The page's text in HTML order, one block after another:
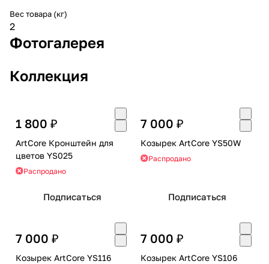
Вес товара (кг)
2
Фотогалерея
Коллекция
1 800 ₽
ArtCore Кронштейн для
цветов YS025
Распродано
Подписаться
7 000 ₽
Козырек ArtCore YS50W
Распродано
Подписаться
7 000 ₽
Козырек ArtCore YS116
7 000 ₽
Козырек ArtCore YS106